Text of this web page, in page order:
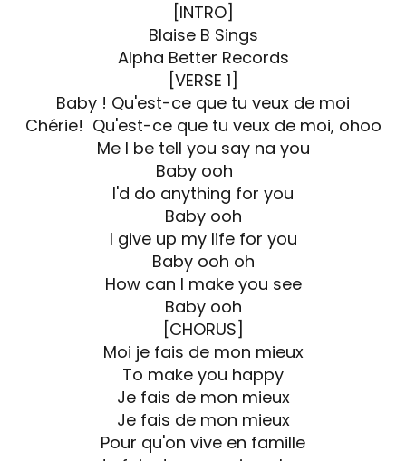
[INTRO]
Blaise B Sings
Alpha Better Records
[VERSE 1]
Baby ! Qu'est-ce que tu veux de moi
Chérie! Qu'est-ce que tu veux de moi, ohoo
Me I be tell you say na you
Baby ooh
I'd do anything for you
Baby ooh
I give up my life for you
Baby ooh oh
How can I make you see
Baby ooh
[CHORUS]
Moi je fais de mon mieux
To make you happy
Je fais de mon mieux
Je fais de mon mieux
Pour qu'on vive en famille